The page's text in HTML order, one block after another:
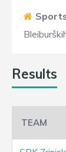
Results
TEAM